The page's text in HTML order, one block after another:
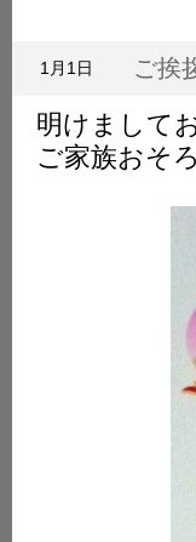
ご挨
1月1日
明けまして
ご家族おそ